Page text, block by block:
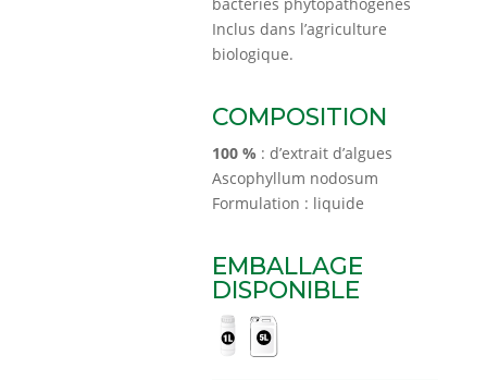
Inclus dans l’agriculture
biologique.
COMPOSITION
100 % : d’extrait d’algues
Ascophyllum nodosum
Formulation : liquide
EMBALLAGE
DISPONIBLE